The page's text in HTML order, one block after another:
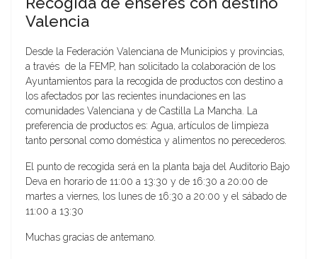
Valencia
Desde la Federación Valenciana de Municipios y provincias,
a través de la FEMP, han solicitado la colaboración de los
Ayuntamientos para la recogida de productos con destino a
los afectados por las recientes inundaciones en las
comunidades Valenciana y de Castilla La Mancha. La
preferencia de productos es: Agua, artículos de limpieza
tanto personal como doméstica y alimentos no perecederos.
El punto de recogida será en la planta baja del Auditorio Bajo
Deva en horario de 11:00 a 13:30 y de 16:30 a 20:00 de
martes a viernes, los lunes de 16:30 a 20:00 y el sábado de
11:00 a 13:30
Muchas gracias de antemano.